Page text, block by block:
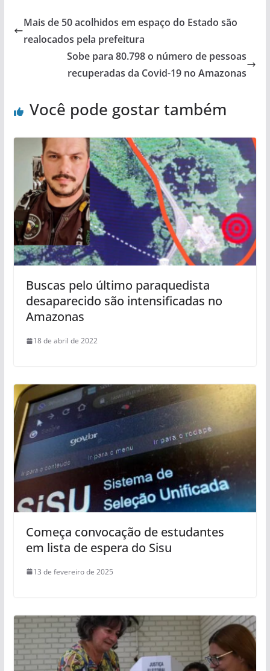
Mais de 50 acolhidos em espaço do Estado são
realocados pela prefeitura
Sobe para 80.798 o número de pessoas
recuperadas da Covid-19 no Amazonas
Você pode gostar também
Buscas pelo último paraquedista
desaparecido são intensificadas no
Amazonas
18 de abril de 2022
Começa convocação de estudantes
em lista de espera do Sisu
13 de fevereiro de 2025